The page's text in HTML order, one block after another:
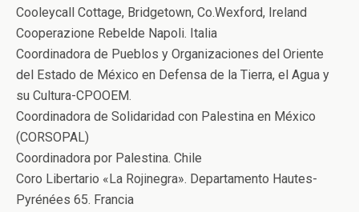
Cooleycall Cottage, Bridgetown, Co.Wexford, Ireland
Cooperazione Rebelde Napoli. Italia
Coordinadora de Pueblos y Organizaciones del Oriente
del Estado de México en Defensa de la Tierra, el Agua y
su Cultura-CPOOEM.
Coordinadora de Solidaridad con Palestina en México
(CORSOPAL)
Coordinadora por Palestina. Chile
Coro Libertario «La Rojinegra». Departamento Hautes-
Pyrénées 65. Francia